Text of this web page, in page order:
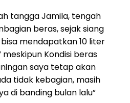
tangga Jamila, tengah
beras, sejak siang
mendapatkan 10 liter
Kondisi beras
saya tetap akan
tidak kebagian, masih
di banding bulan lalu”